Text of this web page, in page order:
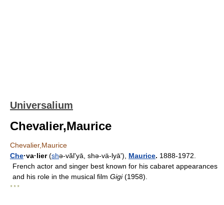
Universalium
Chevalier,Maurice
Chevalier,Maurice
Che·va·lier(shə-vălʹyā, shə-vä-lyāʹ), Maurice. 1888-1972.
French actor and singer best known for his cabaret appearances
and his role in the musical film Gigi(1958).
* * *